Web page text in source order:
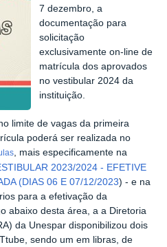
7 dezembro, a
documentação para
solicitação
exclusivamenteon-line de
matrícula dos aprovados
no vestibular 2024 da
instituição
limite de vagas da primeira
poderá ser realizada no
, mais especificamente na
2023/2024 - EFETIVE
(DIAS 06 E 07/12/2023) - e na
para a efetivação da
abaixo desta área, a a Diretoria
da Unespar disponibilizou dois
Ttube, sendo um em libras, de